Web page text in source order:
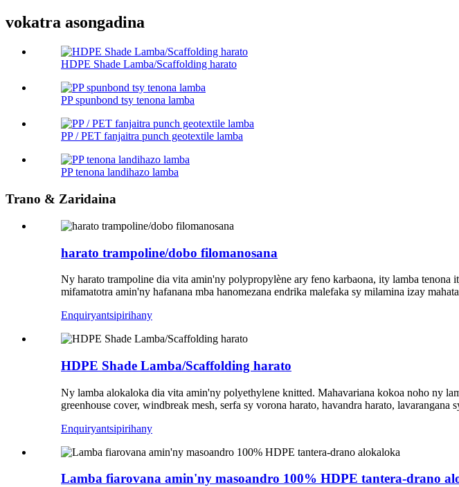
vokatra asongadina
HDPE Shade Lamba/Scaffolding harato
PP spunbond tsy tenona lamba
PP / PET fanjaitra punch geotextile lamba
PP tenona landihazo lamba
Trano & Zaridaina
harato trampoline/dobo filomanosana
Ny harato trampoline dia vita amin'ny polypropylène ary feno karbaona, ity lamba
mifamatotra amin'ny hafanana mba hanomezana endrika malefaka sy milamina izay
Enquiryantsipirihany
HDPE Shade Lamba/Scaffolding harato
Ny lamba alokaloka dia vita amin'ny polyethylene knitted. Mahavariana kokoa noho ny
greenhouse cover, windbreak mesh, serfa sy vorona harato, havandra harato,
Enquiryantsipirihany
Lamba fiarovana amin'ny masoandro 100% HDPE tantera-drano